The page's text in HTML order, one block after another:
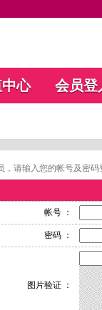
心 会员登
，请输入您的帐号及密
帐号 ：
密码 ：
图片验证 ：